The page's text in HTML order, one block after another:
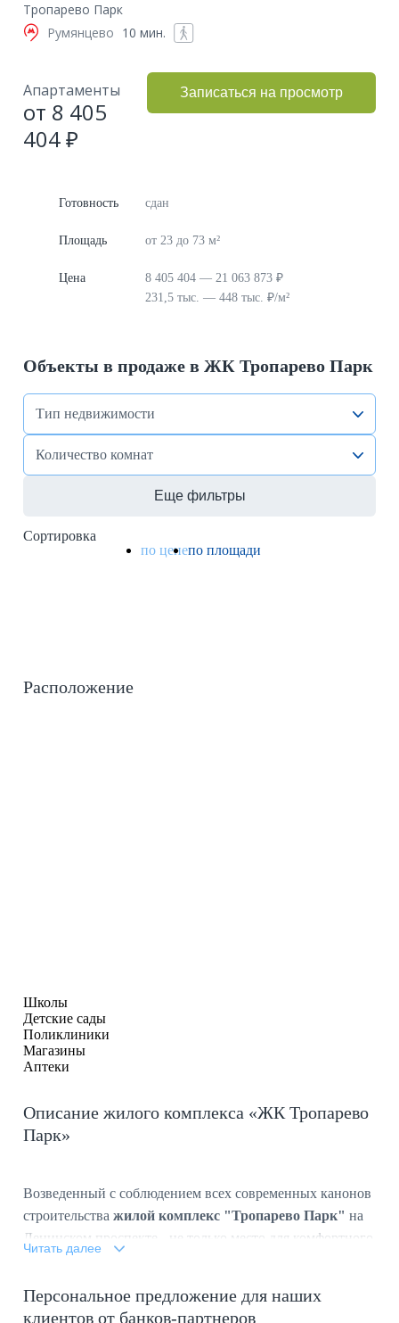
Тропарево Парк
Румянцево 10 мин.
Апартаменты
от 8 405
404 ₽
Записаться на просмотр
Готовность сдан
Площадь от 23 до 73 м²
Цена
8 405 404 — 21 063 873 ₽
231,5 тыс. — 448 тыс. ₽/м²
Объекты в продаже в ЖК Тропарево Парк
Тип недвижимости
Количество комнат
Еще фильтры
Сортировка
по ценепо площади
Расположение
Школы
Детские сады
Поликлиники
Магазины
Аптеки
Описание жилого комплекса «ЖК Тропарево
Парк»
Возведенный с соблюдением всех современных канонов
строительства жилой комплекс "Тропарево Парк" на
Ленинском проспекте - не только место для комфортного
проживания, но и украшение района. В его состав входят
выполненными с использованием натурального
Читать далее
Персональное предложение для наших
клиентов от банков-партнеров